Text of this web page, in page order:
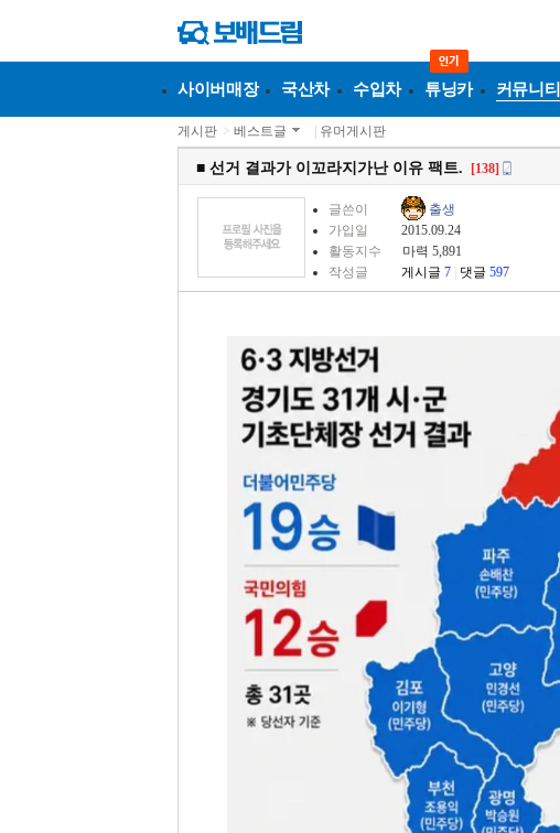
사이버매장 국산차 수입차 튜닝카 커뮤니티
게시판 > 베스트글 유머게시판
■ 선거 결과가 이꼬라지가난 이유 팩트. [138]
글쓴이
출생
가입일
2015.09.24
활동지수
마력 5,891
작성글
게시글 7 댓글 597